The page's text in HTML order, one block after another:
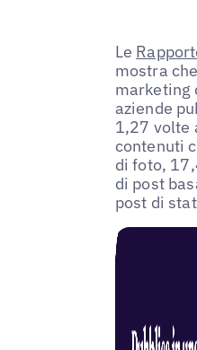
Le
mostra
marketing
aziende
1,27 volte
contenuti
di foto,
di post
post di